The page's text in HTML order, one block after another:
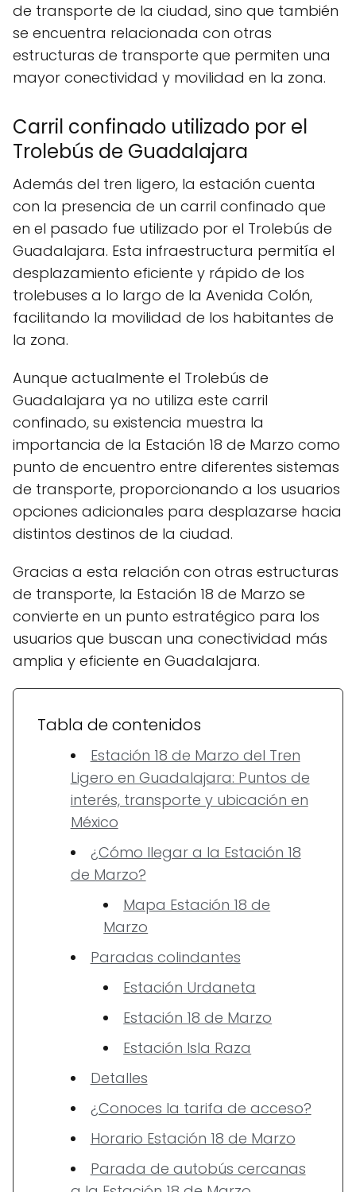
de transporte de la ciudad, sino que también
se encuentra relacionada con otras
estructuras de transporte que permiten una
mayor conectividad y movilidad en la zona.
Carril confinado utilizado por el
Trolebús de Guadalajara
Además del tren ligero, la estación cuenta
con la presencia de un carril confinado que
en el pasado fue utilizado por el Trolebús de
Guadalajara. Esta infraestructura permitía el
desplazamiento eficiente y rápido de los
trolebuses a lo largo de la Avenida Colón,
facilitando la movilidad de los habitantes de
la zona.
Aunque actualmente el Trolebús de
Guadalajara ya no utiliza este carril
confinado, su existencia muestra la
importancia de la Estación 18 de Marzo como
punto de encuentro entre diferentes sistemas
de transporte, proporcionando a los usuarios
opciones adicionales para desplazarse hacia
distintos destinos de la ciudad.
Gracias a esta relación con otras estructuras
de transporte, la Estación 18 de Marzo se
convierte en un punto estratégico para los
usuarios que buscan una conectividad más
amplia y eficiente en Guadalajara.
Tabla de contenidos
Estación 18 de Marzo del Tren
Ligero en Guadalajara: Puntos de
interés, transporte y ubicación en
México
¿Cómo llegar a la Estación 18
de Marzo?
Mapa Estación 18 de
Marzo
Paradas colindantes
Estación Urdaneta
Estación 18 de Marzo
Estación Isla Raza
Detalles
¿Conoces la tarifa de acceso?
Horario Estación 18 de Marzo
Parada de autobús cercanas